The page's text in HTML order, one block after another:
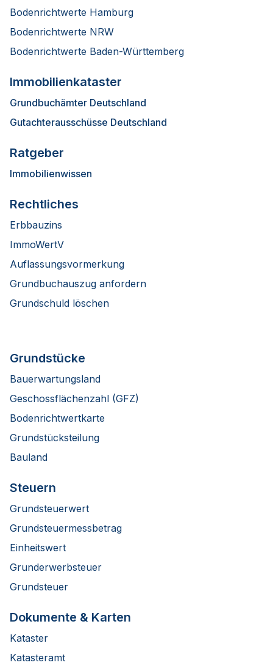
Bodenrichtwerte Hamburg
Bodenrichtwerte NRW
Bodenrichtwerte Baden-Württemberg
Immobilienkataster
Grundbuchämter Deutschland
Gutachterausschüsse Deutschland
Ratgeber
Immobilienwissen
Rechtliches
Erbbauzins
ImmoWertV
Auflassungsvormerkung
Grundbuchauszug anfordern
Grundschuld löschen
Grundstücke
Bauerwartungsland
Geschossflächenzahl (GFZ)
Bodenrichtwertkarte
Grundstücksteilung
Bauland
Steuern
Grundsteuerwert
Grundsteuermessbetrag
Einheitswert
Grunderwerbsteuer
Grundsteuer
Dokumente & Karten
Kataster
Katasteramt